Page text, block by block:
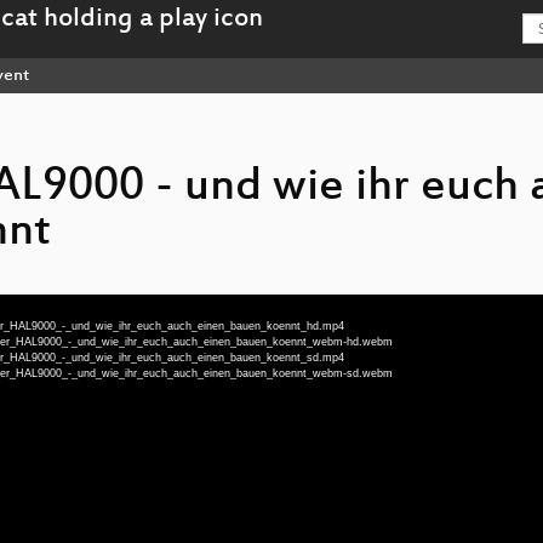
- und wie ihr euch
_und_wie_ihr_euch_auch_einen_bauen_koennt_hd.mp4
_und_wie_ihr_euch_auch_einen_bauen_koennt_webm-hd.webm
_und_wie_ihr_euch_auch_einen_bauen_koennt_sd.mp4
_und_wie_ihr_euch_auch_einen_bauen_koennt_webm-sd.webm